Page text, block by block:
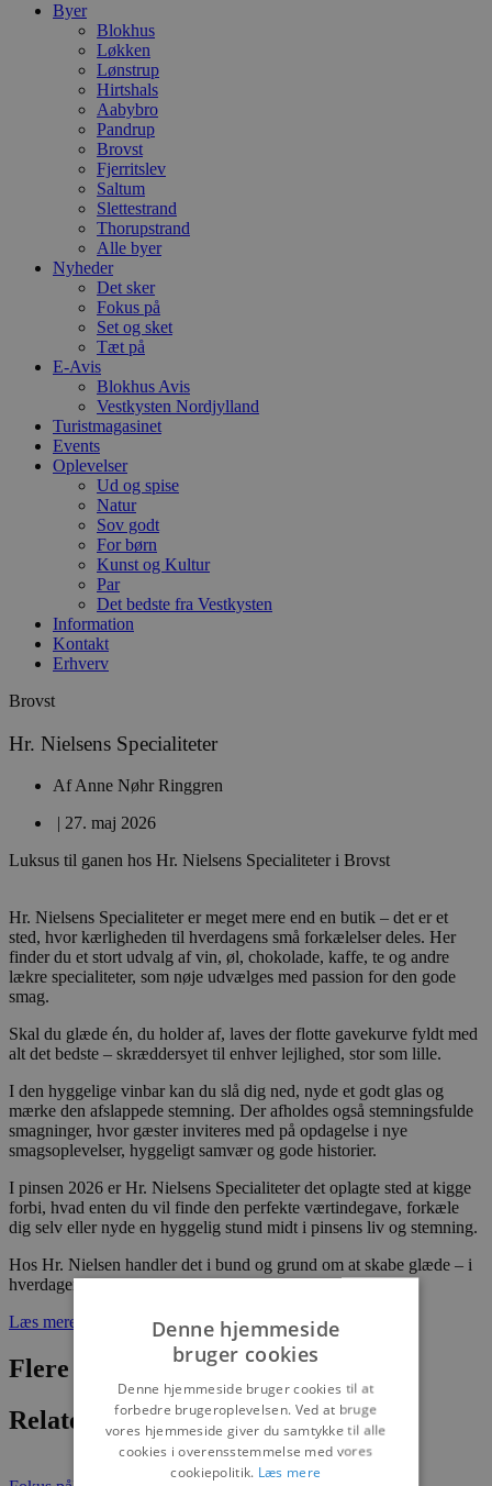
Byer
Blokhus
Løkken
Lønstrup
Hirtshals
Aabybro
Pandrup
Brovst
Fjerritslev
Saltum
Slettestrand
Thorupstrand
Alle byer
Nyheder
Det sker
Fokus på
Set og sket
Tæt på
E-Avis
Blokhus Avis
Vestkysten Nordjylland
Turistmagasinet
Events
Oplevelser
Ud og spise
Natur
Sov godt
For børn
Kunst og Kultur
Par
Det bedste fra Vestkysten
Information
Kontakt
Erhverv
Brovst
Hr. Nielsens Specialiteter
AfAnne Nøhr Ringgren
| 27. maj 2026
Luksus til ganen hos Hr. Nielsens Specialiteter i Brovst
Hr. Nielsens Specialiteter er meget mere end en butik – det er et
sted, hvor kærligheden til hverdagens små forkælelser deles. Her
finder du et stort udvalg af vin, øl, chokolade, kaffe, te og andre
lækre specialiteter, som nøje udvælges med passion for den gode
smag.
Skal du glæde én, du holder af, laves der flotte gavekurve fyldt med
alt det bedste – skræddersyet til enhver lejlighed, stor som lille.
I den hyggelige vinbar kan du slå dig ned, nyde et godt glas og
mærke den afslappede stemning. Der afholdes også stemningsfulde
smagninger, hvor gæster inviteres med på opdagelse i nye
smagsoplevelser, hyggeligt samvær og gode historier.
I pinsen 2026 er Hr. Nielsens Specialiteter det oplagte sted at kigge
forbi, hvad enten du vil finde den perfekte værtindegave, forkæle
dig selv eller nyde en hyggelig stund midt i pinsens liv og stemning.
Hos Hr. Nielsen handler det i bund og grund om at skabe glæde – i
hverdagen, i gaverne og i fællesskabet omkring smagen.
Læs mere her
Flere nyheder
Relaterede artikler
Denne hjemmeside
bruger cookies
Denne hjemmeside bruger cookies til at
forbedre brugeroplevelsen. Ved at bruge
vores hjemmeside giver du samtykke til alle
cookies i overensstemmelse med vores
cookiepolitik. Læs mere